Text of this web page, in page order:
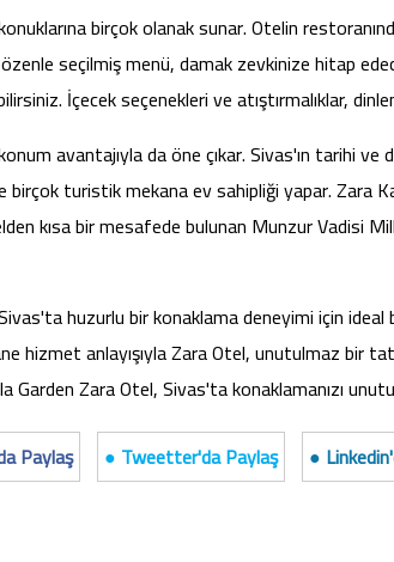
birçok olanak sunar. Otelin
özenle seçilmiş menü, damak zevkinize hitap
İçecek seçenekleri ve atıştırmalıklar,
avantajıyla da öne çıkar. Sivas'ın tarihi
turistik mekana ev sahipliği yapar. Zara
kısa bir mesafede bulunan Munzur Vadisi
huzurlu bir konaklama deneyimi için
hizmet anlayışıyla Zara Otel, unutulmaz bir
Garden Zara Otel, Sivas'ta konaklamanızı
Paylaş
● Tweetter'da Paylaş ●